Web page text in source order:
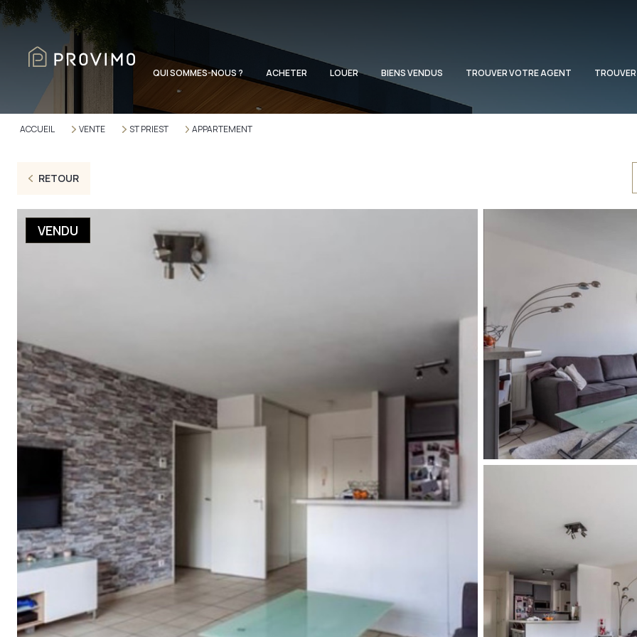
QUI SOMMES-NOUS ? ACHETER LOUER BIENS VENDUS TROUVER VOTRE AGENT
ACCUEIL VENTE ST PRIEST APPARTEMENT
RETOUR
VENDU